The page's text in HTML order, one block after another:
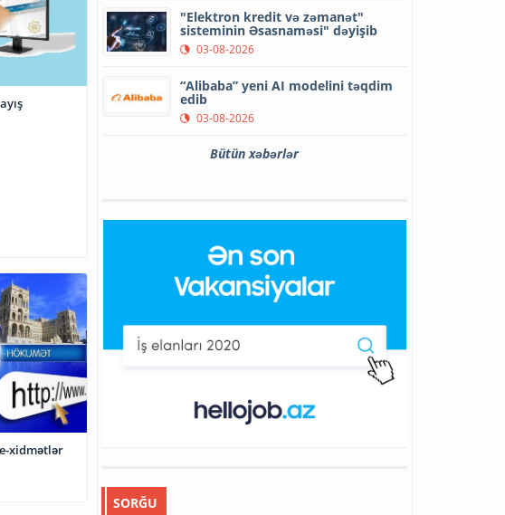
xidmətlər
"Elektron kredit və zəmanət"
sisteminin Əsasnaməsi" dəyişib
03-08-2026
“Alibaba” yeni AI modelini təqdim
edib
03-08-2026
Bütün xəbərlər
SORĞU